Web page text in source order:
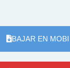
BAJAR EN MOBI